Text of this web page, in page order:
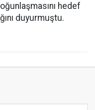
hedef
duyurmuştu.